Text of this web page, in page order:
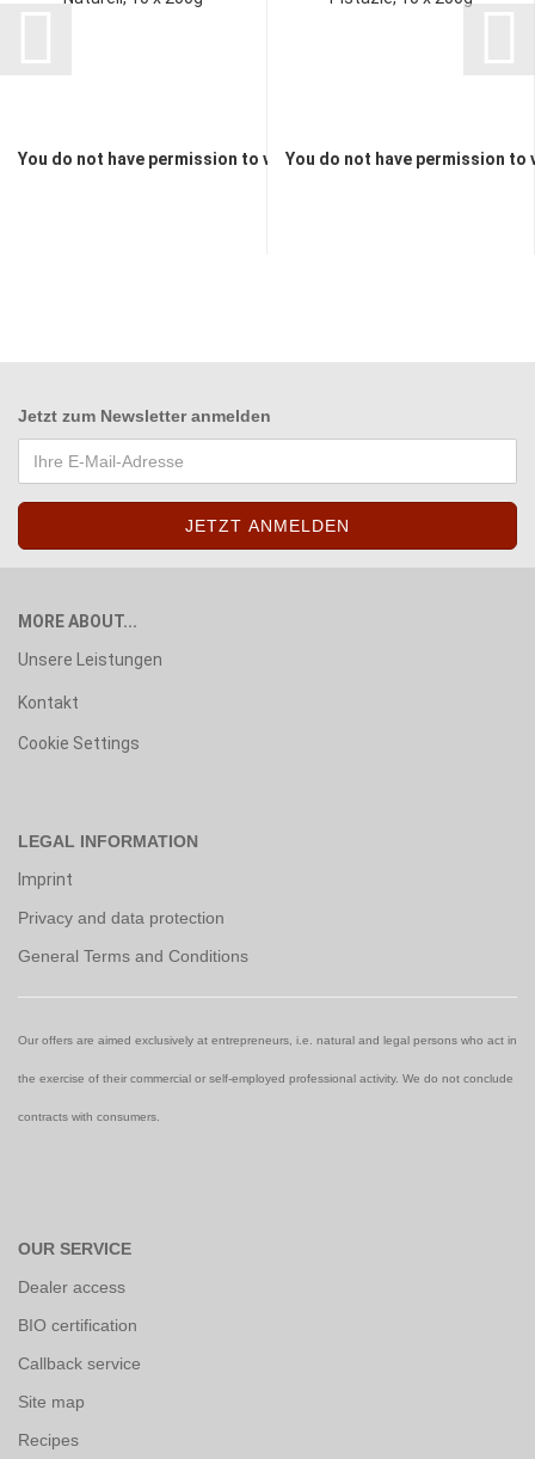
You do not have permission to view the pricesYou do not have permission to
Jetzt zum Newsletter anmelden
MORE ABOUT...
Unsere Leistungen
Kontakt
Cookie Settings
LEGAL INFORMATION
Imprint
Privacy and data protection
General Terms and Conditions
Our offers are aimed exclusively at entrepreneurs, i.e. natural and legal persons who act in
the exercise of their commercial or self-employed professional activity. We do not conclude
contracts with consumers.
OUR SERVICE
Dealer access
BIO certification
Callback service
Site map
Recipes